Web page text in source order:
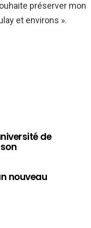
préserver mon
et environs ».
de
nouveau